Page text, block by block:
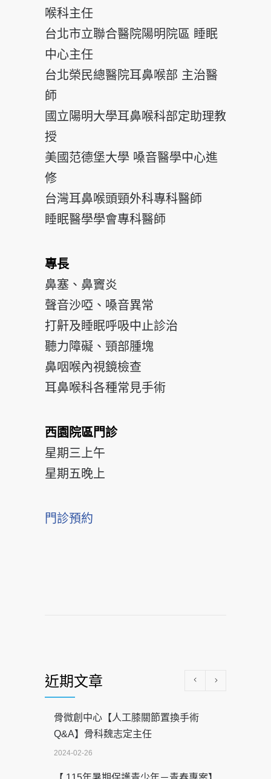
喉科主任
台北市立聯合醫院陽明院區 睡眠
中心主任
台北榮民總醫院耳鼻喉部 主治醫
師
國立陽明大學耳鼻喉科部定助理教
授
美國范德堡大學 嗓音醫學中心進
修
台灣耳鼻喉頭頸外科專科醫師
睡眠醫學學會專科醫師
專長
鼻塞、鼻竇炎
聲音沙啞、嗓音異常
打鼾及睡眠呼吸中止診治
聽力障礙、頸部腫塊
鼻咽喉內視鏡檢查
耳鼻喉科各種常見手術
西園院區門診
星期三上午
星期五晚上
門診預約
近期文章
骨微創中心【人工膝關節置換手術
Q&A】骨科魏志定主任
2024-02-26